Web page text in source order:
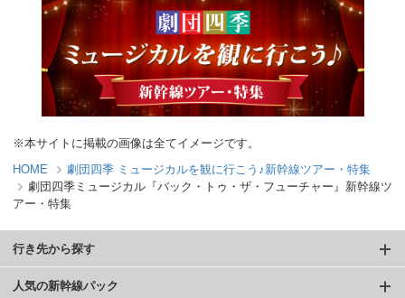
※本サイトに掲載の画像は全てイメージです。
HOME
劇団四季 ミュージカルを観に行こう♪新幹線ツアー・特集
劇団四季ミュージカル『バック・トゥ・ザ・フューチャー』新幹線ツ
アー・特集
行き先から探す
人気の新幹線パック